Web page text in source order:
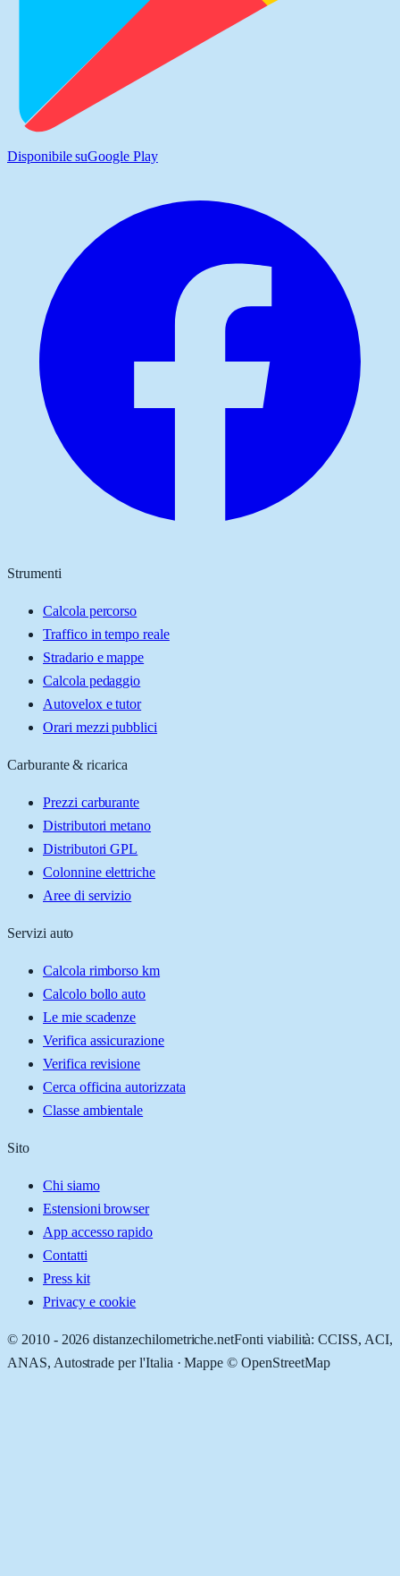
Disponibile suGoogle Play
Strumenti
Calcola percorso
Traffico in tempo reale
Stradario e mappe
Calcola pedaggio
Autovelox e tutor
Orari mezzi pubblici
Carburante & ricarica
Prezzi carburante
Distributori metano
Distributori GPL
Colonnine elettriche
Aree di servizio
Servizi auto
Calcola rimborso km
Calcolo bollo auto
Le mie scadenze
Verifica assicurazione
Verifica revisione
Cerca officina autorizzata
Classe ambientale
Sito
Chi siamo
Estensioni browser
App accesso rapido
Contatti
Press kit
Privacy e cookie
© 2010 - 2026 distanzechilometriche.netFonti viabilità: CCISS, ACI,
ANAS, Autostrade per l'Italia · Mappe © OpenStreetMap